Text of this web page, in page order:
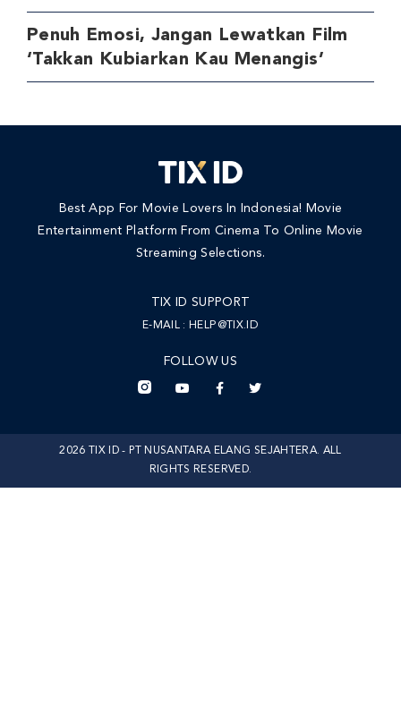
Penuh Emosi, Jangan Lewatkan Film
‘Takkan Kubiarkan Kau Menangis’
Best App For Movie Lovers In Indonesia! Movie
Entertainment Platform From Cinema To Online Movie
Streaming Selections.
TIX ID SUPPORT
E-MAIL : HELP@TIX.ID
FOLLOW US
2026 TIX ID - PT NUSANTARA ELANG SEJAHTERA. ALL
RIGHTS RESERVED.